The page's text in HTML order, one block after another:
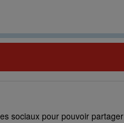
sociaux pour pouvoir partager